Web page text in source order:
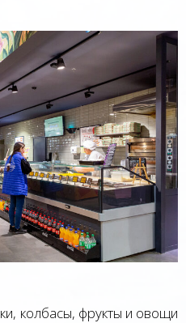
колбасы, фрукты и овощи